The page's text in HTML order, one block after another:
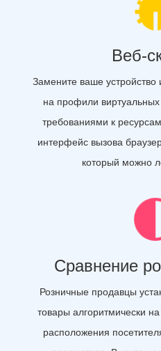
Веб-
Замените ваше
на профили
требованиями к
интерфейс вызова
который можно
Сравнение
Розничные продавцы
товары алгоритмически
расположения